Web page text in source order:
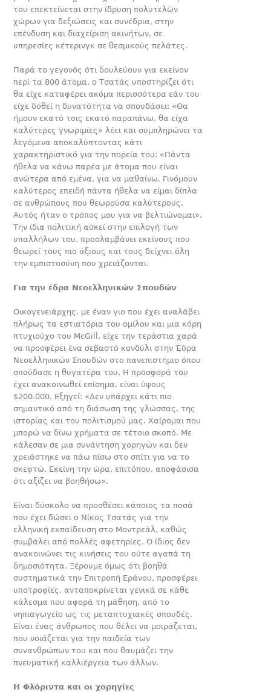
του επεκτείνεται στην ίδρυση πολυτελών
χώρων για δεξιώσεις και συνέδρια, στην
επένδυση και διαχείριση ακινήτων, σε
υπηρεσίες κέτερινγκ σε θεσμικούς πελάτες.
Παρά το γεγονός ότι δουλεύουν για εκείνον
περί τα 800 άτομα, ο Τσατάς υποστηρίζει ότι
θα είχε καταφέρει ακόμα περισσότερα εάν του
είχε δοθεί η δυνατότητα να σπουδάσει: «Θα
ήμουν εκατό τοις εκατό παραπάνω, θα είχα
καλύτερες γνωριμίες» λέει και συμπληρώνει τα
λεγόμενα αποκαλύπτοντας κάτι
χαρακτηριστικό για την πορεία του: «Πάντα
ήθελα να κάνω παρέα με άτομα που είναι
ανώτερα από εμένα, για να μαθαίνω. Γινόμουν
καλύτερος επειδή πάντα ήθελα να είμαι δίπλα
σε ανθρώπους που θεωρούσα καλύτερους.
Αυτός ήταν ο τρόπος μου για να βελτιώνομαι».
Την ίδια πολιτική ασκεί στην επιλογή των
υπαλλήλων του, προσλαμβάνει εκείνους που
θεωρεί τους πιο άξιους και τους δείχνει όλη
την εμπιστοσύνη που χρειάζονται.
Για την έδρα Νεοελληνικών Σπουδών
Οικογενειάρχης, με έναν γιο που έχει αναλάβει
πλήρως τα εστιατόρια του ομίλου και μια κόρη
πτυχιούχο του McGill, είχε την τεράστια χαρά
να προσφέρει ένα σεβαστό κονδύλι στην Έδρα
Νεοελληνικών Σπουδών στο πανεπιστήμιο όπου
σπούδασε η θυγατέρα του. Η προσφορά του
έχει ανακοινωθεί επίσημα, είναι ύψους
$200.000. Εξηγεί: «Δεν υπάρχει κάτι πιο
σημαντικό από τη διάσωση της γλώσσας, της
ιστορίας και του πολιτισμού μας. Χαίρομαι που
μπορώ να δίνω χρήματα σε τέτοιο σκοπό. Με
κάλεσαν σε μια συνάντηση χορηγών και δεν
χρειάστηκε να πάω πίσω στο σπίτι για να το
σκεφτώ. Εκείνη την ώρα, επιτόπου, αποφάσισα
ότι αξίζει να βοηθήσω».
Είναι δύσκολο να προσθέσει κάποιος τα ποσά
που έχει δώσει ο Νίκος Τσατάς για την
ελληνική εκπαίδευση στο Μοντρεάλ, καθώς
συμβάλει από πολλές αφετηρίες. Ο ίδιος δεν
ανακοινώνει τις κινήσεις του ούτε αγαπά τη
δημοσιότητα. Ξέρουμε όμως ότι βοηθά
συστηματικά την Επιτροπή Εράνου, προσφέρει
υποτροφίες, ανταποκρίνεται γενικά σε κάθε
κάλεσμα που αφορά τη μάθηση, από το
νηπιαγωγείο ως τις μεταπτυχιακές σπουδές.
Είναι ένας άνθρωπος που θέλει να μοιράζεται,
που νοιάζεται για την παιδεία των
συνανθρώπων του και που θαυμάζει την
πνευματική καλλιέργεια των άλλων.
Η Φλόριντα και οι χορηγίες